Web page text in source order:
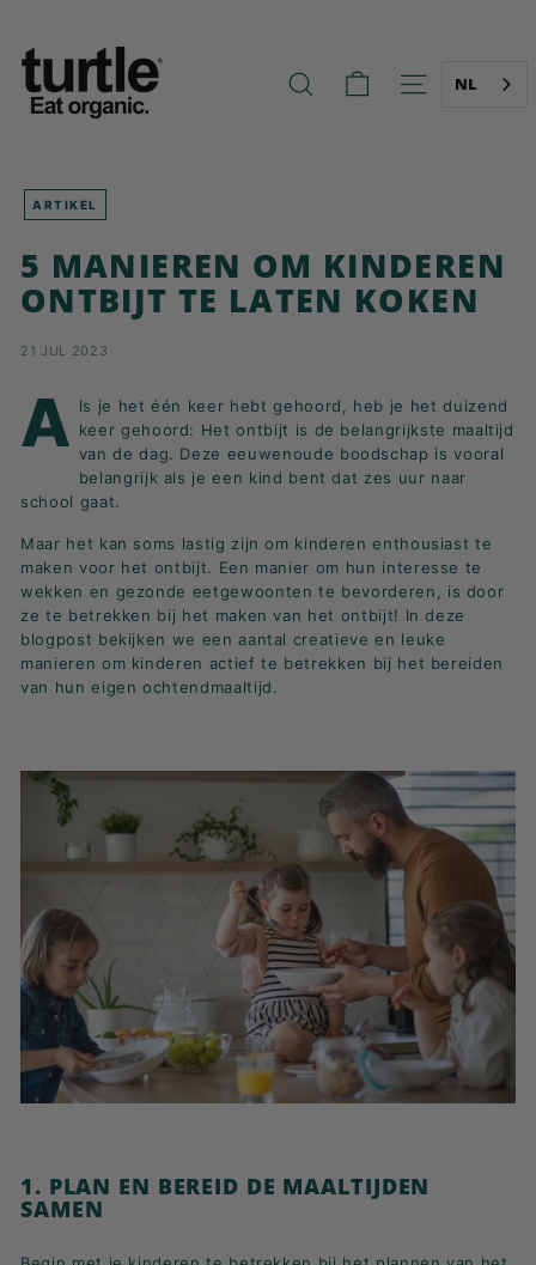
inhoud
U
R
T
E
-
E
T
T
E
R
B
E
K
F
A
S
T!
ZOEK OP NAVIGATIE
NL
ARTIKEL
5 MANIEREN OM KINDEREN
ONTBIJT TE LATEN KOKEN
21 JUL 2023
A ls je het één keer hebt gehoord, heb je het duizend
keer gehoord: Het ontbijt is de belangrijkste maaltijd
van de dag. Deze eeuwenoude boodschap is vooral
belangrijk als je een kind bent dat zes uur naar
school gaat.
Maar het kan soms lastig zijn om kinderen enthousiast te
maken voor het ontbijt. Een manier om hun interesse te
wekken en gezonde eetgewoonten te bevorderen, is door
ze te betrekken bij het maken van het ontbijt! In deze
blogpost bekijken we een aantal creatieve en leuke
manieren om kinderen actief te betrekken bij het bereiden
van hun eigen ochtendmaaltijd.
1. PLAN EN BEREID DE MAALTIJDEN
SAMEN